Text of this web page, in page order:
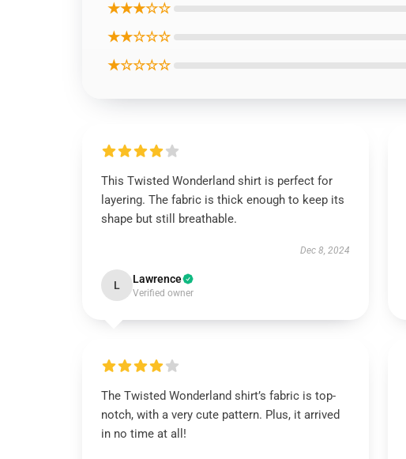
★★★☆☆
★★☆☆☆
★☆☆☆☆
This Twisted Wonderland shirt is perfect for
layering. The fabric is thick enough to keep its
shape but still breathable.
Dec 8, 2024
L Lawrence
Verified owner
The Twisted Wonderland shirt’s fabric is top-
notch, with a very cute pattern. Plus, it arrived
in no time at all!